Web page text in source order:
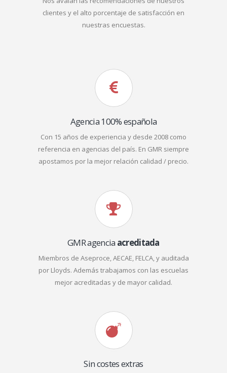
clientes y el alto porcentaje de satisfacción en
nuestras encuestas.
Agencia 100% española
Con 15 años de experiencia y desde 2008 como
referencia en agencias del país. En GMR siempre
apostamos por la mejor relación calidad / precio.
GMR agencia acreditada
Miembros de Aseproce, AECAE, FELCA, y auditada
por Lloyds. Además trabajamos con las escuelas
mejor acreditadas y de mayor calidad.
Sin costes extras